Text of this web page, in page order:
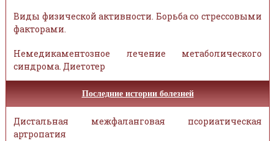
Виды физической активности. Борьба со стрессовыми
факторами.
Немедикаментозное лечение метаболического
синдрома. Диетотер
Последние истории болезней
Дистальная межфаланговая псориатическая
артропатия